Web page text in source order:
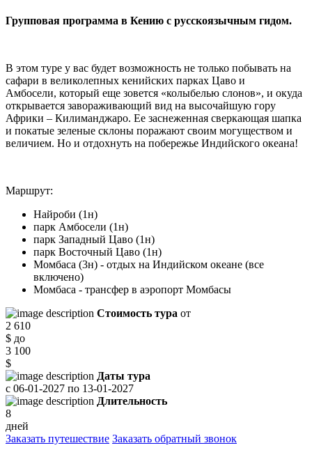
Групповая программа в Кению с русскоязычным гидом.
В этом туре у вас будет возможность не только побывать на
сафари в великолепных кенийских парках Цаво и
Амбосели, который еще зовется «колыбелью слонов», и окуда
открывается завораживающий вид на высочайшую гору
Африки – Килиманджаро. Ее заснеженная сверкающая шапка
и покатые зеленые склоны поражают своим могуществом и
величием. Но и отдохнуть на побережье Индийского океана!
Маршрут:
Найроби (1н)
парк Амбосели (1н)
парк Западный Цаво (1н)
парк Восточный Цаво (1н)
Момбаса (3н) - отдых на Индийском океане (все
включено)
Момбаса - трансфер в аэропорт Момбасы
Стоимость тура от
2 610
$ до
3 100
$
Даты тура
с 06-01-2027 по 13-01-2027
Длительность
8
дней
Заказать путешествие Заказать обратный звонок